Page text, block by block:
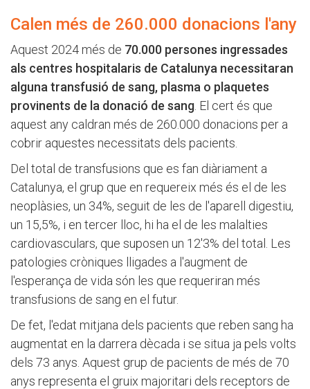
Calen més de 260.000 donacions l'any
Aquest 2024 més de 70.000 persones ingressades
als centres hospitalaris de Catalunya necessitaran
alguna transfusió de sang, plasma o plaquetes
provinents de la donació de sang . El cert és que
aquest any caldran més de 260.000 donacions per a
cobrir aquestes necessitats dels pacients.
Del total de transfusions que es fan diàriament a
Catalunya, el grup que en requereix més és el de les
neoplàsies, un 34%, seguit de les de l'aparell digestiu,
un 15,5%, i en tercer lloc, hi ha el de les malalties
cardiovasculars, que suposen un 12'3% del total. Les
patologies cròniques lligades a l'augment de
l'esperança de vida són les que requeriran més
transfusions de sang en el futur.
De fet, l'edat mitjana dels pacients que reben sang ha
augmentat en la darrera dècada i se situa ja pels volts
dels 73 anys. Aquest grup de pacients de més de 70
anys representa el gruix majoritari dels receptors de